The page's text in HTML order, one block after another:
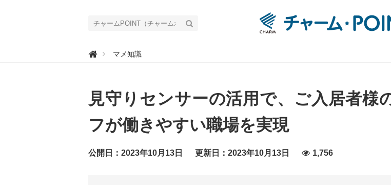
チ
O
I
N
（
チ
ャ
ム
ポ
マメ知識
見守りセンサーの活用で、ご入居者様
フが働きやすい職場を実現
公開日：2023年10月13日 更新日：2023年10月13日 1,756